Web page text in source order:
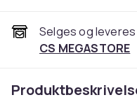
Selges og
CS MEGASTORE